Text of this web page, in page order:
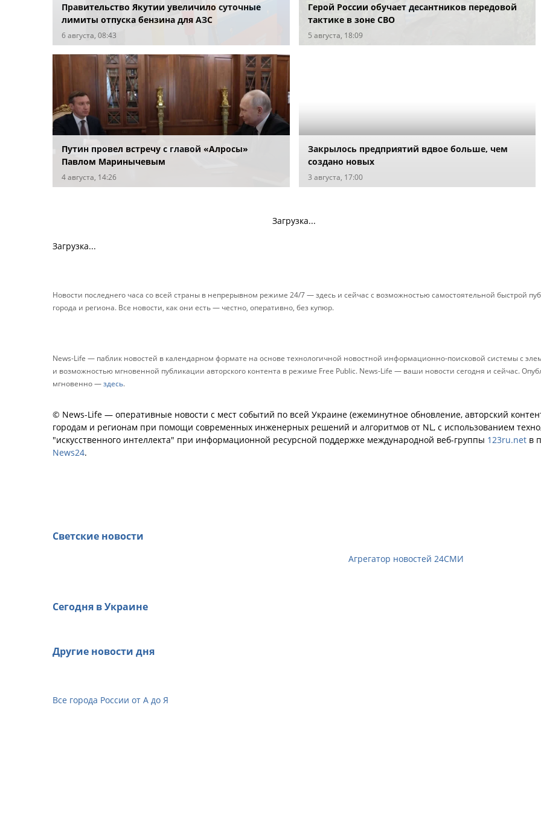
Правительство Якутии увеличило суточные
лимиты отпуска бензина для АЗС
6 августа, 08:43
Герой России обучает десантников передовой
тактике в зоне СВО
5 августа, 18:09
Путин провел встречу с главой «Алросы»
Павлом Маринычевым
4 августа, 14:26
Закрылось предприятий вдвое больше, чем
создано новых
3 августа, 17:00
Загрузка...
Загрузка...
Новости последнего часа со всей страны в непрерывном режиме 24/7 — здесь и сейчас с возможностью самостоятельной быстрой
города и региона. Все новости, как они есть — честно, оперативно, без купюр.
News-Life — паблик новостей в календарном формате на основе технологичной новостной информационно-поисковой системы с
и возможностью мгновенной публикации авторского контента в режиме Free Public. News-Life — ваши новости сегодня и сейчас.
мгновенно —здесь.
© News-Life — оперативные новости с мест событий по всей Украине (ежеминутное обновление, авторский
городам и регионам при помощи современных инженерных решений и алгоритмов от NL, с использованием
"искусственного интеллекта" при информационной ресурсной поддержке международной веб-группы 123ru.net в
News24.
Светские новости
Агрегатор новостей 24СМИ
Сегодня в Украине
Другие новости дня
Все города России от А до Я